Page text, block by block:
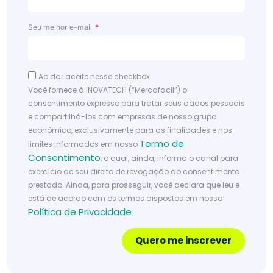
cad
ia
ai
s
Seu melhor e-mail
Ao dar aceite nesse checkbox:
Você fornece à INOVATECH (“Mercafacil”) o
consentimento expresso para tratar seus dados pessoais
e compartilhá-los com empresas de nosso grupo
econômico, exclusivamente para as finalidades e nos
limites informados em nosso Termo de
Consentimento, o qual, ainda, informa o canal para
exercício de seu direito de revogação do consentimento
prestado. Ainda, para prosseguir, você declara que leu e
está de acordo com os termos dispostos em nossa
Política de Privacidade.
Quero me inscrever